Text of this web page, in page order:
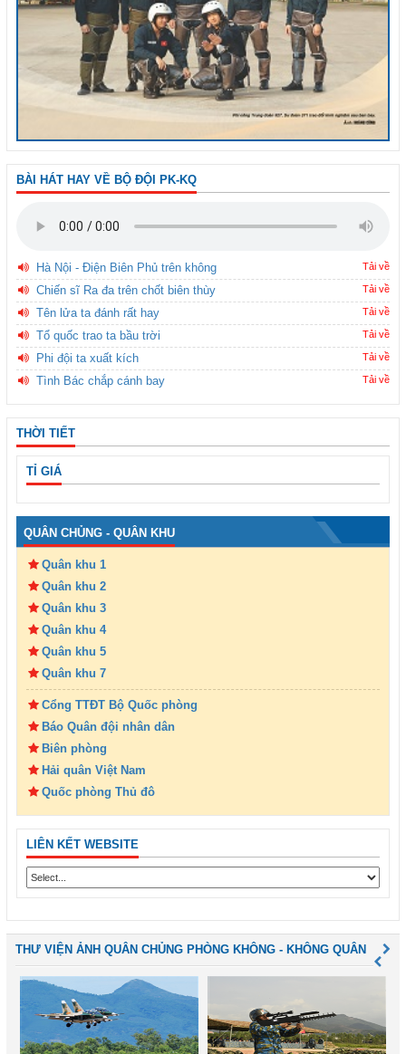
BÀI HÁT HAY VỀ BỘ ĐỘI PK-KQ
Hà Nội - Điện Biên Phủ trên không Tải về
Chiến sĩ Ra đa trên chốt biên thùy Tải về
Tên lửa ta đánh rất hay Tải về
Tổ quốc trao ta bầu trời Tải về
Phi đội ta xuất kích Tải về
Tình Bác chắp cánh bay Tải về
THỜI TIẾT
TỈ GIÁ
QUÂN CHỦNG - QUÂN KHU
Quân khu 1
Quân khu 2
Quân khu 3
Quân khu 4
Quân khu 5
Quân khu 7
Cổng TTĐT Bộ Quốc phòng
Báo Quân đội nhân dân
Biên phòng
Hải quân Việt Nam
Quốc phòng Thủ đô
LIÊN KẾT WEBSITE
THƯ VIỆN ẢNH QUÂN CHỦNG PHÒNG KHÔNG - KHÔNG QUÂN